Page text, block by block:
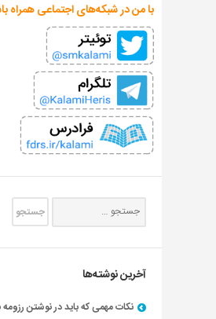
با من در شبکه‌های اجتماعی همراه
آخرین نوشته‌ها
نکات مهمی که باید در نوشتن